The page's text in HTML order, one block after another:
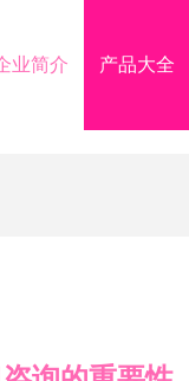
业简介 产品大全